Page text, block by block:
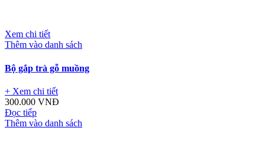
Xem chi tiết
Thêm vào danh sách
Bộ gắp trà gỗ muồng
+ Xem chi tiết
300.000 VNĐ
Đọc tiếp
Thêm vào danh sách